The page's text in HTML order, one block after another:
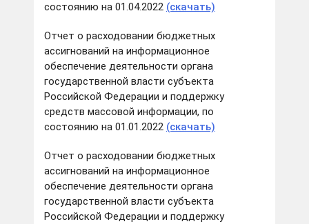
состоянию на 01.04.2022 (скачать)
Отчет о расходовании бюджетных
ассигнований на информационное
обеспечение деятельности органа
государственной власти субъекта
Российской Федерации и поддержку
средств массовой информации, по
состоянию на 01.01.2022 (скачать)
Отчет о расходовании бюджетных
ассигнований на информационное
обеспечение деятельности органа
государственной власти субъекта
Российской Федерации и поддержку